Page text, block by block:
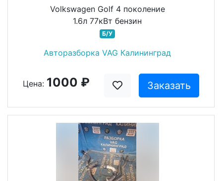
Volkswagen Golf 4 поколение
1.6л 77кВт бензин
Б/У
Авторазборка VAG Калининград
Цена: 1000 ₽ Заказать